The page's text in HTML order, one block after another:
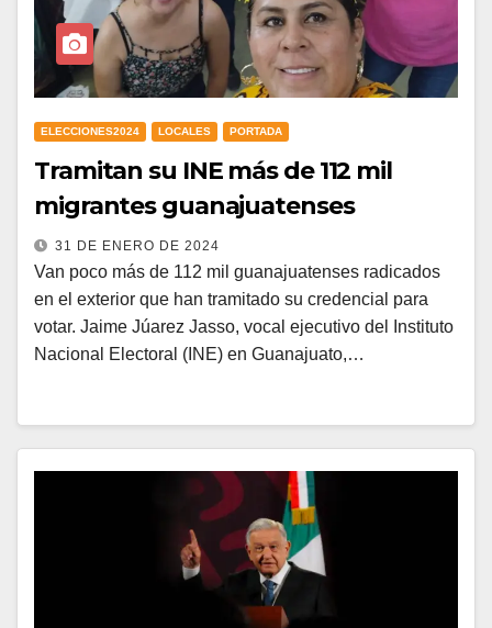
ELECCIONES2024 LOCALES PORTADA
Tramitan su INE más de 112 mil
migrantes guanajuatenses
31 DE ENERO DE 2024
Van poco más de 112 mil guanajuatenses radicados
en el exterior que han tramitado su credencial para
votar. Jaime Júarez Jasso, vocal ejecutivo del Instituto
Nacional Electoral (INE) en Guanajuato,…